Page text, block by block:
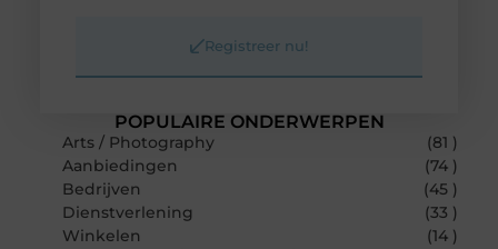
POPULAIRE ONDERWERPEN
Arts / Photography
(81 )
Aanbiedingen
(74 )
Bedrijven
(45 )
Dienstverlening
(33 )
Winkelen
(14 )
Registreer nu!